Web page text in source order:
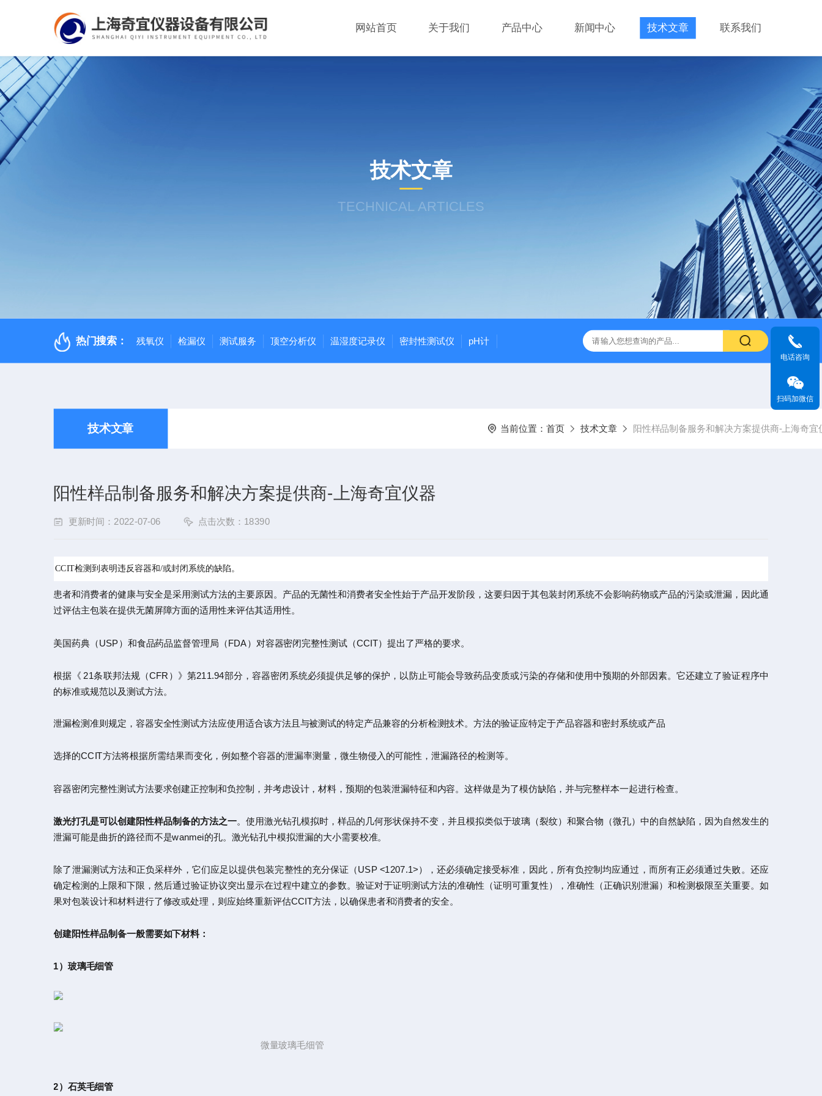
网站首页 关于我们 产品中心 新闻中心 技术文章 联系我们
技术文章
TECHNICAL ARTICLES
热门搜索： 残氧仪 检漏仪 测试服务 顶空分析仪 温湿度记录仪 密封性测试仪 pH计
技术文章 当前位置： 首页 技术文章 阳性样品制备服务和解决方案提供商-上海奇宜
阳性样品制备服务和解决方案提供商-上海奇宜仪器
更新时间：2022-07-06 点击次数：18390
CCIT检测到表明违反容器和/或封闭系统的缺陷。
患者和消费者的健康与安全是采用测试方法的主要原因。产品的无菌性和消费者安全性始于产品开发阶段，这要归因于其包装封闭系统不会影响药物或产品的污染或泄漏，因此通
过评估主包装在提供无菌屏障方面的适用性来评估其适用性。
美国药典（USP）和食品药品监督管理局（FDA）对容器密闭完整性测试（CCIT）提出了严格的要求。
根据《 21条联邦法规（CFR）》第211.94部分，容器密闭系统必须提供足够的保护，以防止可能会导致药品变质或污染的存储和使用中预期的外部因素。它还建立了验证程序中
的标准或规范以及测试方法。
泄漏检测准则规定，容器安全性测试方法应使用适合该方法且与被测试的特定产品兼容的分析检测技术。方法的验证应特定于产品容器和密封系统或产品
选择的CCIT方法将根据所需结果而变化，例如整个容器的泄漏率测量，微生物侵入的可能性，泄漏路径的检测等。
容器密闭完整性测试方法要求创建正控制和负控制，并考虑设计，材料，预期的包装泄漏特征和内容。这样做是为了模仿缺陷，并与完整样本一起进行检查。
激光打孔是可以创建阳性样品制备的方法之一。使用激光钻孔模拟时，样品的几何形状保持不变，并且模拟类似于玻璃（裂纹）和聚合物（微孔）中的自然缺陷，因为自然发生的
泄漏可能是曲折的路径而不是wanmei的孔。激光钻孔中模拟泄漏的大小需要校准。
除了泄漏测试方法和正负采样外，它们应足以提供包装完整性的充分保证（USP <1207.1>），还必须确定接受标准，因此，所有负控制均应通过，而所有正必须通过失败。还应
确定检测的上限和下限，然后通过验证协议突出显示在过程中建立的参数。验证对于证明测试方法的准确性（证明可重复性），准确性（正确识别泄漏）和检测极限至关重要。如
果对包装设计和材料进行了修改或处理，则应始终重新评估CCIT方法，以确保患者和消费者的安全。
创建阳性样品制备一般需要如下材料：
1）玻璃毛细管
微量玻璃毛细管
2）石英毛细管
电话咨询
扫码加微信